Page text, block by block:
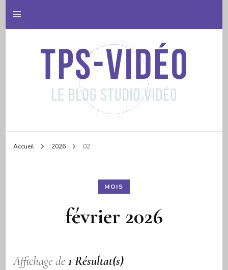
Tps video
Accueil 2026 02
MOIS
février 2026
Affichage de1 Résultat(s)